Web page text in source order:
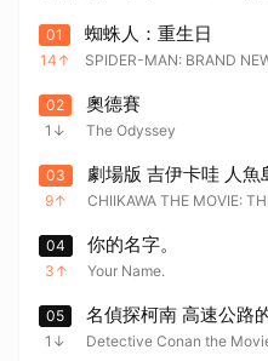
01
14
蜘蛛人：重生日
SPIDER-MAN: BRAND
02
1
奧德賽
The Odyssey
03
9
劇場版 吉伊卡哇 人魚
CHIIKAWA THE MOVIE:
04
3
你的名字。
Your Name.
05
1
名偵探柯南 高速公路
Detective Conan the